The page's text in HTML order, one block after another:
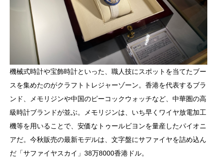
機械式時計や宝飾時計といった、職人技にスポットを当てたブー
スを集めたのがクラフトトレジャーゾーン。香港を代表するブラ
ンド、メモリジンや中国のピーコックウォッチなど、中華圏の高
級時計ブランドが並ぶ。メモリジンは、いち早くワイヤ放電加工
機等を用いることで、安価なトゥールビヨンを量産したパイオニ
アだ。今秋販売の最新モデルは、文字盤にサファイヤを詰め込ん
だ「サファイヤスカイ」38万8000香港ドル。